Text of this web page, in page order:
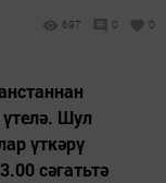
697 0 0
Шул
үткәрү
сәгатьтә